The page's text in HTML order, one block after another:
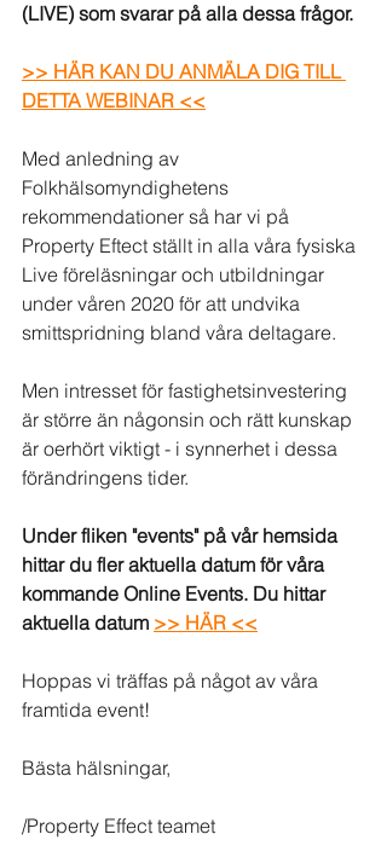
(LIVE) som svarar på alla dessa frågor.
>> HÄR KAN DU ANMÄLA DIG TILL
DETTA WEBINAR <<
Med anledning av
Folkhälsomyndighetens
rekommendationer så har vi på
Property Eftect ställt in alla våra fysiska
Live föreläsningar och utbildningar
under våren 2020 för att undvika
smittspridning bland våra deltagare.
Men intresset för fastighetsinvestering
är större än någonsin och rätt kunskap
är oerhört viktigt - i synnerhet i dessa
förändringens tider.
Under fliken "events" på vår hemsida
hittar du fler aktuella datum för våra
kommande Online Events. Du hittar
aktuella datum >> HÄR <<
Hoppas vi träffas på något av våra
framtida event!
Bästa hälsningar,
/Property Effect teamet